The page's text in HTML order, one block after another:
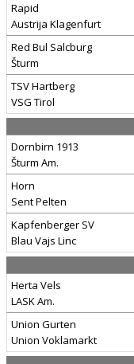
Rapid
Austrija Klagenfurt
Red Bul Salcburg
Šturm
TSV Hartberg
VSG Tirol
Dornbirn 1913
Šturm Am.
Horn
Sent Pelten
Kapfenberger SV
Blau Vajs Linc
Herta Vels
LASK Am.
Union Gurten
Union Voklamarkt